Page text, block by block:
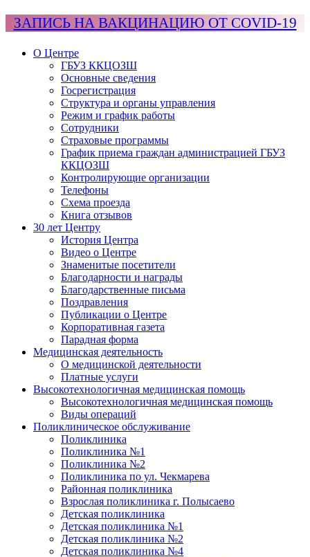
ЗАПИСЬ НА ВАКЦИНАЦИЮ ОТ COVID-19
О Центре
ГБУЗ ККЦОЗШ
Основные сведения
Госрегистрация
Структура и органы управления
Режим и график работы
Сотрудники
Страховые программы
График приема граждан администрацией ГБУЗ
ККЦОЗШ
Контролирующие организации
Телефоны
Схема проезда
Книга отзывов
30 лет Центру
История Центра
Видео о Центре
Знаменитые посетители
Благодарности и награды
Благодарственные письма
Поздравления
Публикации о Центре
Корпоративная газета
Парадная форма
Медицинская деятельность
О медицинской деятельности
Платные услуги
Высокотехнологичная медицинская помощь
Высокотехнологичная медицинская помощь
Виды операций
Поликлиническое обслуживание
Поликлиника
Поликлиника №1
Поликлиника №2
Поликлиника по ул. Чекмарева
Районная поликлиника
Взрослая поликлиника г. Полысаево
Детская поликлиника
Детская поликлиника №1
Детская поликлиника №2
Детская поликлиника №4